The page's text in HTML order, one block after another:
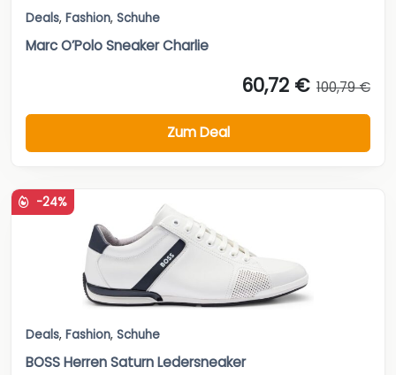
Deals, Fashion, Schuhe
Marc O’Polo Sneaker Charlie
60,72 € 100,79 €
Zum Deal
-24%
Deals, Fashion, Schuhe
BOSS Herren Saturn Ledersneaker